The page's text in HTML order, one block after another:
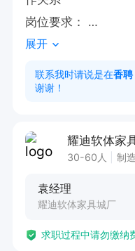
岗位要求：
1. 能接受出差
2. 良好的沟通能力
3. 较强的抗压能力；
展开
联系我时请说是在香聘
谢谢！
耀迪软体家
30-60人 制
袁经理
耀迪软体家具城厂
求职过程中请勿缴纳